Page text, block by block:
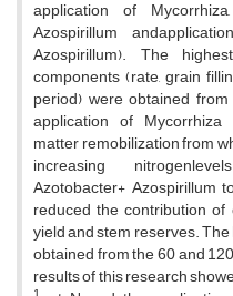
application of
Azospirillum
Azospirillum). The
components (rate, grain
period) were obtained
application of Mycorrhiza
matter remobilization from
increasing
Azotobacter+ Azospirillum
reduced the contribution
yield and stem reserves.
obtained from the 60 and
results of this research